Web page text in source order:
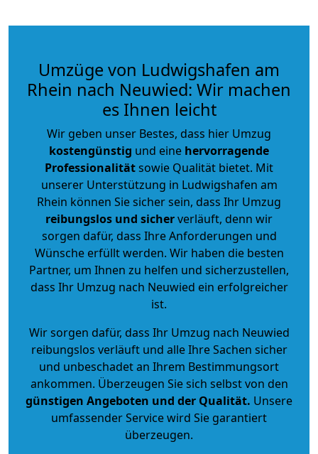
Umzüge von Ludwigshafen am
Rhein nach Neuwied: Wir machen
es Ihnen leicht
Wir geben unser Bestes, dass hier Umzug
kostengünstig und eine hervorragende
Professionalitätsowie Qualität bietet. Mit
unserer Unterstützung in Ludwigshafen am
Rhein können Sie sicher sein, dass Ihr Umzug
reibungslos und sicherverläuft, denn wir
sorgen dafür, dass Ihre Anforderungen und
Wünsche erfüllt werden. Wir haben die besten
Partner, um Ihnen zu helfen und sicherzustellen,
dass Ihr Umzug nach Neuwied ein erfolgreicher
ist.
Wir sorgen dafür, dass Ihr Umzug nach Neuwied
reibungslos verläuft und alle Ihre Sachen sicher
und unbeschadet an Ihrem Bestimmungsort
ankommen. Überzeugen Sie sich selbst von den
günstigen Angeboten und der Qualität. Unsere
umfassender Service wird Sie garantiert
überzeugen.